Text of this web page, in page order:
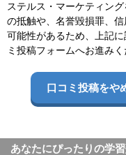
ステルス・マーケティン
の抵触や、名誉毀損罪、
可能性があるため、上記
ミ投稿フォームへお進みく
口コミ投稿をや
あなたにぴったりの学